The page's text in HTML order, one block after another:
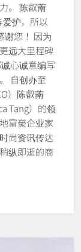
。 陈叡萳
爱护，所以
谢您！ 因为
远大里程碑
心诚意编写
自创办至
）陈叡萳
Tang）的领
富豪企业家
尚资讯传达
纵即逝的商